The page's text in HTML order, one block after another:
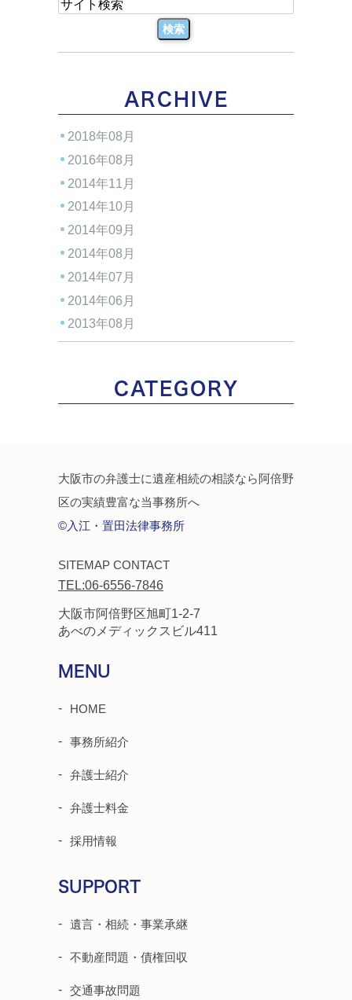
ARCHIVE
2018年08月
2016年08月
2014年11月
2014年10月
2014年09月
2014年08月
2014年07月
2014年06月
2013年08月
CATEGORY
大阪市の弁護士に遺産相続の相談なら阿倍野
区の実績豊富な当事務所へ
©入江・置田法律事務所
SITEMAP CONTACT
TEL:06-6556-7846
大阪市阿倍野区旭町1-2-7
あべのメディックスビル411
MENU
HOME
事務所紹介
弁護士紹介
弁護士料金
採用情報
SUPPORT
遺言・相続・事業承継
不動産問題・債権回収
交通事故問題